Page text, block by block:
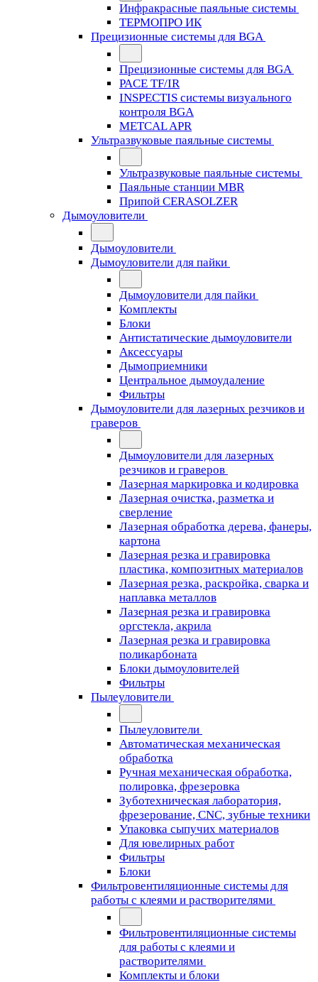
Инфракрасные паяльные системы
ТЕРМОПРО ИК
Прецизионные системы для BGA
Прецизионные системы для BGA
PACE TF/IR
INSPECTIS системы визуального
контроля BGA
METCAL APR
Ультразвуковые паяльные системы
Ультразвуковые паяльные системы
Паяльные станции MBR
Припой CERASOLZER
Дымоуловители
Дымоуловители
Дымоуловители для пайки
Дымоуловители для пайки
Комплекты
Блоки
Антистатические дымоуловители
Аксессуары
Дымоприемники
Центральное дымоудаление
Фильтры
Дымоуловители для лазерных резчиков и
граверов
Дымоуловители для лазерных
резчиков и граверов
Лазерная маркировка и кодировка
Лазерная очистка, разметка и
сверление
Лазерная обработка дерева, фанеры,
картона
Лазерная резка и гравировка
пластика, композитных материалов
Лазерная резка, раскройка, сварка и
наплавка металлов
Лазерная резка и гравировка
оргстекла, акрила
Лазерная резка и гравировка
поликарбоната
Блоки дымоуловителей
Фильтры
Пылеуловители
Пылеуловители
Автоматическая механическая
обработка
Ручная механическая обработка,
полировка, фрезеровка
Зуботехническая лаборатория,
фрезерование, CNC, зубные техники
Упаковка сыпучих материалов
Для ювелирных работ
Фильтры
Блоки
Фильтровентиляционные системы для
работы с клеями и растворителями
Фильтровентиляционные системы
для работы с клеями и
растворителями
Комплекты и блоки